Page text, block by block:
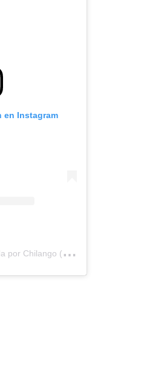
en Instagram
U
na publicación compartida por Chilango (@chilangocom)